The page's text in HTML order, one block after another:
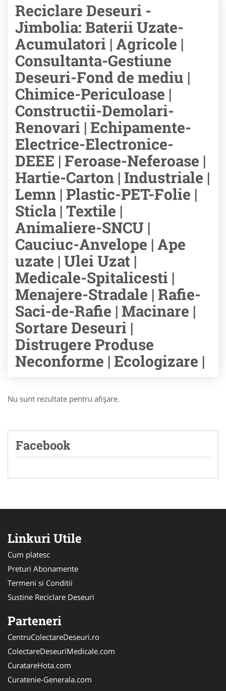
Reciclare Deseuri -
Jimbolia: Baterii Uzate-
Acumulatori | Agricole |
Consultanta-Gestiune
Deseuri-Fond de mediu |
Chimice-Periculoase |
Constructii-Demolari-
Renovari | Echipamente-
Electrice-Electronice-
DEEE | Feroase-Neferoase |
Hartie-Carton | Industriale |
Lemn | Plastic-PET-Folie |
Sticla | Textile |
Animaliere-SNCU |
Cauciuc-Anvelope | Ape
uzate | Ulei Uzat |
Medicale-Spitalicesti |
Menajere-Stradale | Rafie-
Saci-de-Rafie | Macinare |
Sortare Deseuri |
Distrugere Produse
Neconforme | Ecologizare |
Nu sunt rezultate pentru afişare.
Facebook
Linkuri Utile
Cum platesc
Preturi Abonamente
Termeni si Conditii
Sustine Reciclare Deseuri
Parteneri
CentruColectareDeseuri.ro
ColectareDeseuriMedicale.com
CuratareHota.com
Curatenie-Generala.com